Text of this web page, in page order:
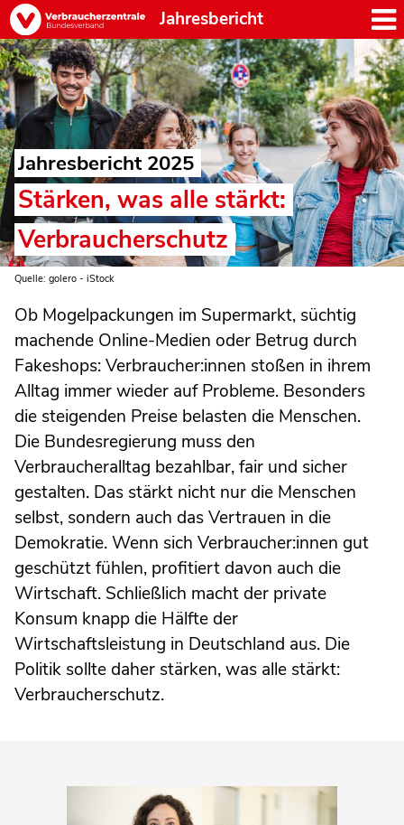
Jahresbericht
Quelle: golero - iStock
Jahresbericht 2025
Stärken, was alle stärkt:
Verbraucherschutz
Ob Mogelpackungen im Supermarkt, süchtig
machende Online-Medien oder Betrug durch
Fakeshops: Verbraucher:innen stoßen in ihrem
Alltag immer wieder auf Probleme. Besonders
die steigenden Preise belasten die Menschen.
Die Bundesregierung muss den
Verbraucheralltag bezahlbar, fair und sicher
gestalten. Das stärkt nicht nur die Menschen
selbst, sondern auch das Vertrauen in die
Demokratie. Wenn sich Verbraucher:innen gut
geschützt fühlen, profitiert davon auch die
Wirtschaft. Schließlich macht der private
Konsum knapp die Hälfte der
Wirtschaftsleistung in Deutschland aus. Die
Politik sollte daher stärken, was alle stärkt:
Verbraucherschutz.